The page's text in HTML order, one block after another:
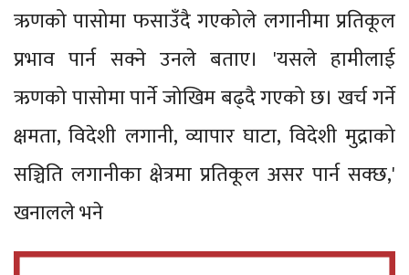
ऋणको पासोमा फसाउँदै गएकोले लगानीमा प्रतिकूल
प्रभाव पार्न सक्ने उनले बताए। 'यसले हामीलाई
ऋणको पासोमा पार्ने जोखिम बढ्दै गएको छ। खर्च गर्ने
क्षमता, विदेशी लगानी, व्यापार घाटा, विदेशी मुद्राको
सञ्चिति लगानीका क्षेत्रमा प्रतिकूल असर पार्न सक्छ,'
खनालले भने